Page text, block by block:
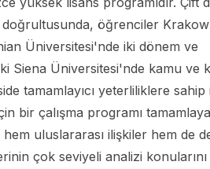
öğrenciler
Üniversitesi'nde iki dönem ve
Siena Üniversitesi'nde kamu ve
tamamlayıcı yeterliliklere sahip
bir çalışma programı
uluslararası ilişkiler hem de
çok seviyeli analizi konularını